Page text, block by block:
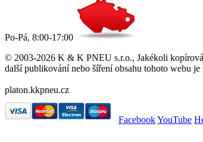
Po-Pá, 8:00-17:00
© 2003-2026 K & K PNEU s.r.o., Jakékoli
další publikování nebo šíření obsahu tohoto webu je
platon.kkpneu.cz
FacebookYouTube